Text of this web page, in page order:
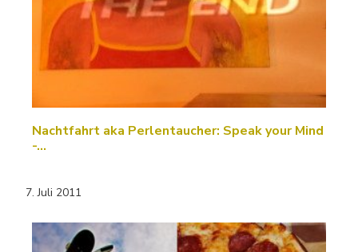
Nachtfahrt aka Perlentaucher: Speak your Mind
-…
7. Juli 2011